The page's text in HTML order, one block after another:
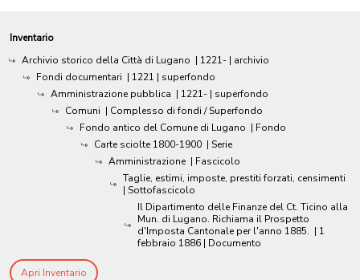
Inventario
Archivio storico della Città di Lugano | 1221- | archivio
Fondi documentari | 1221 | superfondo
Amministrazione pubblica | 1221- | superfondo
Comuni | Complesso di fondi / Superfondo
Fondo antico del Comune di Lugano | Fondo
Carte sciolte 1800-1900 | Serie
Amministrazione | Fascicolo
Taglie, estimi, imposte, prestiti forzati, censimenti
| Sottofascicolo
Il Dipartimento delle Finanze del Ct. Ticino alla
Mun. di Lugano. Richiama il Prospetto
d'Imposta Cantonale per l'anno 1885. | 1
febbraio 1886 | Documento
Apri Inventario